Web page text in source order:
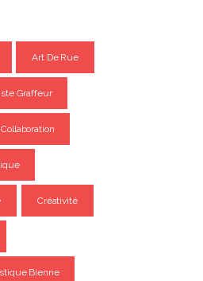
Art De Rue
Graffeur
Collaboration
Créativité
Bienne